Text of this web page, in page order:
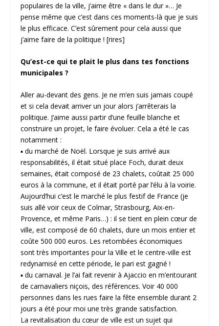
populaires de la ville, j’aime être « dans le dur »… Je
pense même que c’est dans ces moments-là que je suis
le plus efficace. C’est sûrement pour cela aussi que
j’aime faire de la politique ! [rires]
Qu’est-ce qui te plait le plus dans tes fonctions
municipales ?
Aller au-devant des gens. Je ne m’en suis jamais coupé
et si cela devait arriver un jour alors j’arrêterais la
politique. J’aime aussi partir d’une feuille blanche et
construire un projet, le faire évoluer. Cela a été le cas
notamment :
▪ du marché de Noël. Lorsque je suis arrivé aux
responsabilités, il était situé place Foch, durait deux
semaines, était composé de 23 chalets, coûtait 25 000
euros à la commune, et il était porté par l’élu à la voirie.
Aujourd’hui c’est le marché le plus festif de France (je
suis allé voir ceux de Colmar, Strasbourg, Aix-en-
Provence, et même Paris…) : il se tient en plein cœur de
ville, est composé de 60 chalets, dure un mois entier et
coûte 500 000 euros. Les retombées économiques
sont très importantes pour la Ville et le centre-ville est
redynamisé en cette période, le pari est gagné !
▪ du carnaval. Je l’ai fait revenir à Ajaccio en m’entourant
de carnavaliers niçois, des références. Voir 40 000
personnes dans les rues faire la fête ensemble durant 2
jours a été pour moi une très grande satisfaction.
La revitalisation du cœur de ville est un sujet qui